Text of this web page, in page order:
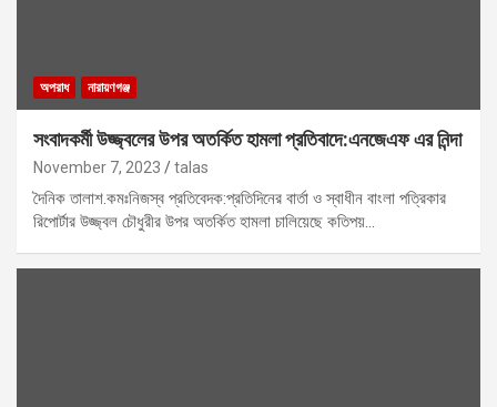
অপরাধ নারায়ণগঞ্জ
সংবাদকর্মী উজ্জ্বলের উপর অতর্কিত হামলা প্রতিবাদে:এনজেএফ এর নিন্দা
November 7, 2023 talas
দৈনিক তালাশ.কমঃনিজস্ব প্রতিবেদক:প্রতিদিনের বার্তা ও স্বাধীন বাংলা পত্রিকার
রিপোর্টার উজ্জ্বল চৌধুরীর উপর অতর্কিত হামলা চালিয়েছে কতিপয়…